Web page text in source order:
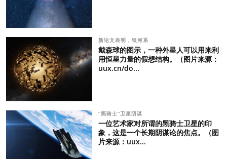
新论文表明，银河系
戴森球的图示，一种外星人可以用来利
用恒星力量的假想结构。（图片来源：
uux.cn/do...
“黑骑士”卫星阴谋
一位艺术家对所谓的黑骑士卫星的印
象，这是一个长期阴谋论的焦点。（图
片来源：uux...